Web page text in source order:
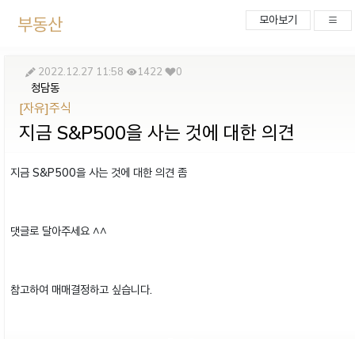
부동산 모아보기
2022.12.27 11:58 1422 0
청담동
[자유]주식
지금 S&P500을 사는 것에 대한 의견
지금 S&P500을 사는 것에 대한 의견 좀
댓글로 달아주세요 ^^
참고하여 매매결정하고 싶습니다.